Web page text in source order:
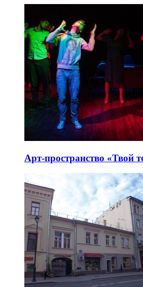
Арт-пространство «Твой